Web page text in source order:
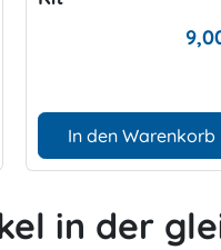
In den Warenkorb
in der